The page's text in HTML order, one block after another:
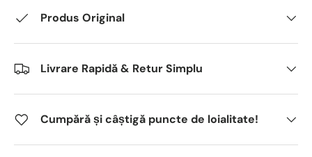
Produs Original
Livrare Rapidă & Retur Simplu
Cumpără și câștigă puncte de loialitate!